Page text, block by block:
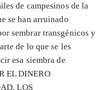
de campesinos de la
se han arruinado
sembrar transgénicos y
de lo que se les
esa siembra de
EL DINERO
LOS